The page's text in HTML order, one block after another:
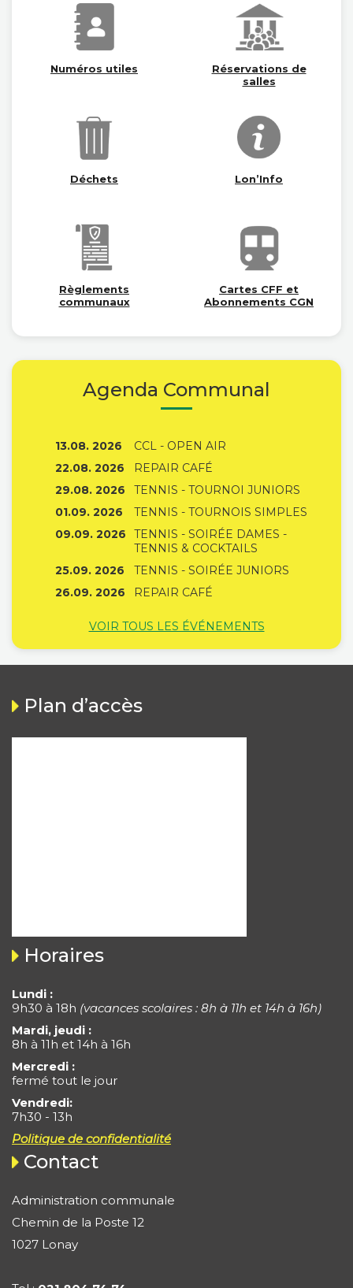
Numéros utiles
Réservations de
salles
Déchets Lon’Info
Règlements
communaux
Cartes CFF et
Abonnements CGN
Agenda Communal
13.08. 2026
CCL - OPEN AIR
22.08. 2026
REPAIR CAFÉ
29.08. 2026
TENNIS - TOURNOI JUNIORS
01.09. 2026
TENNIS - TOURNOIS SIMPLES
09.09. 2026
TENNIS - SOIRÉE DAMES -
TENNIS & COCKTAILS
25.09. 2026
TENNIS - SOIRÉE JUNIORS
26.09. 2026
REPAIR CAFÉ
VOIR TOUS LES ÉVÉNEMENTS
Plan d’accès
Horaires
Lundi :
9h30 à 18h (vacances scolaires : 8h à 11h et 14h à 16h)
Mardi, jeudi :
8h à 11h et 14h à 16h
Mercredi :
fermé tout le jour
Vendredi:
7h30 - 13h
Politique de confidentialité
Contact
Administration communale
Chemin de la Poste 12
1027 Lonay